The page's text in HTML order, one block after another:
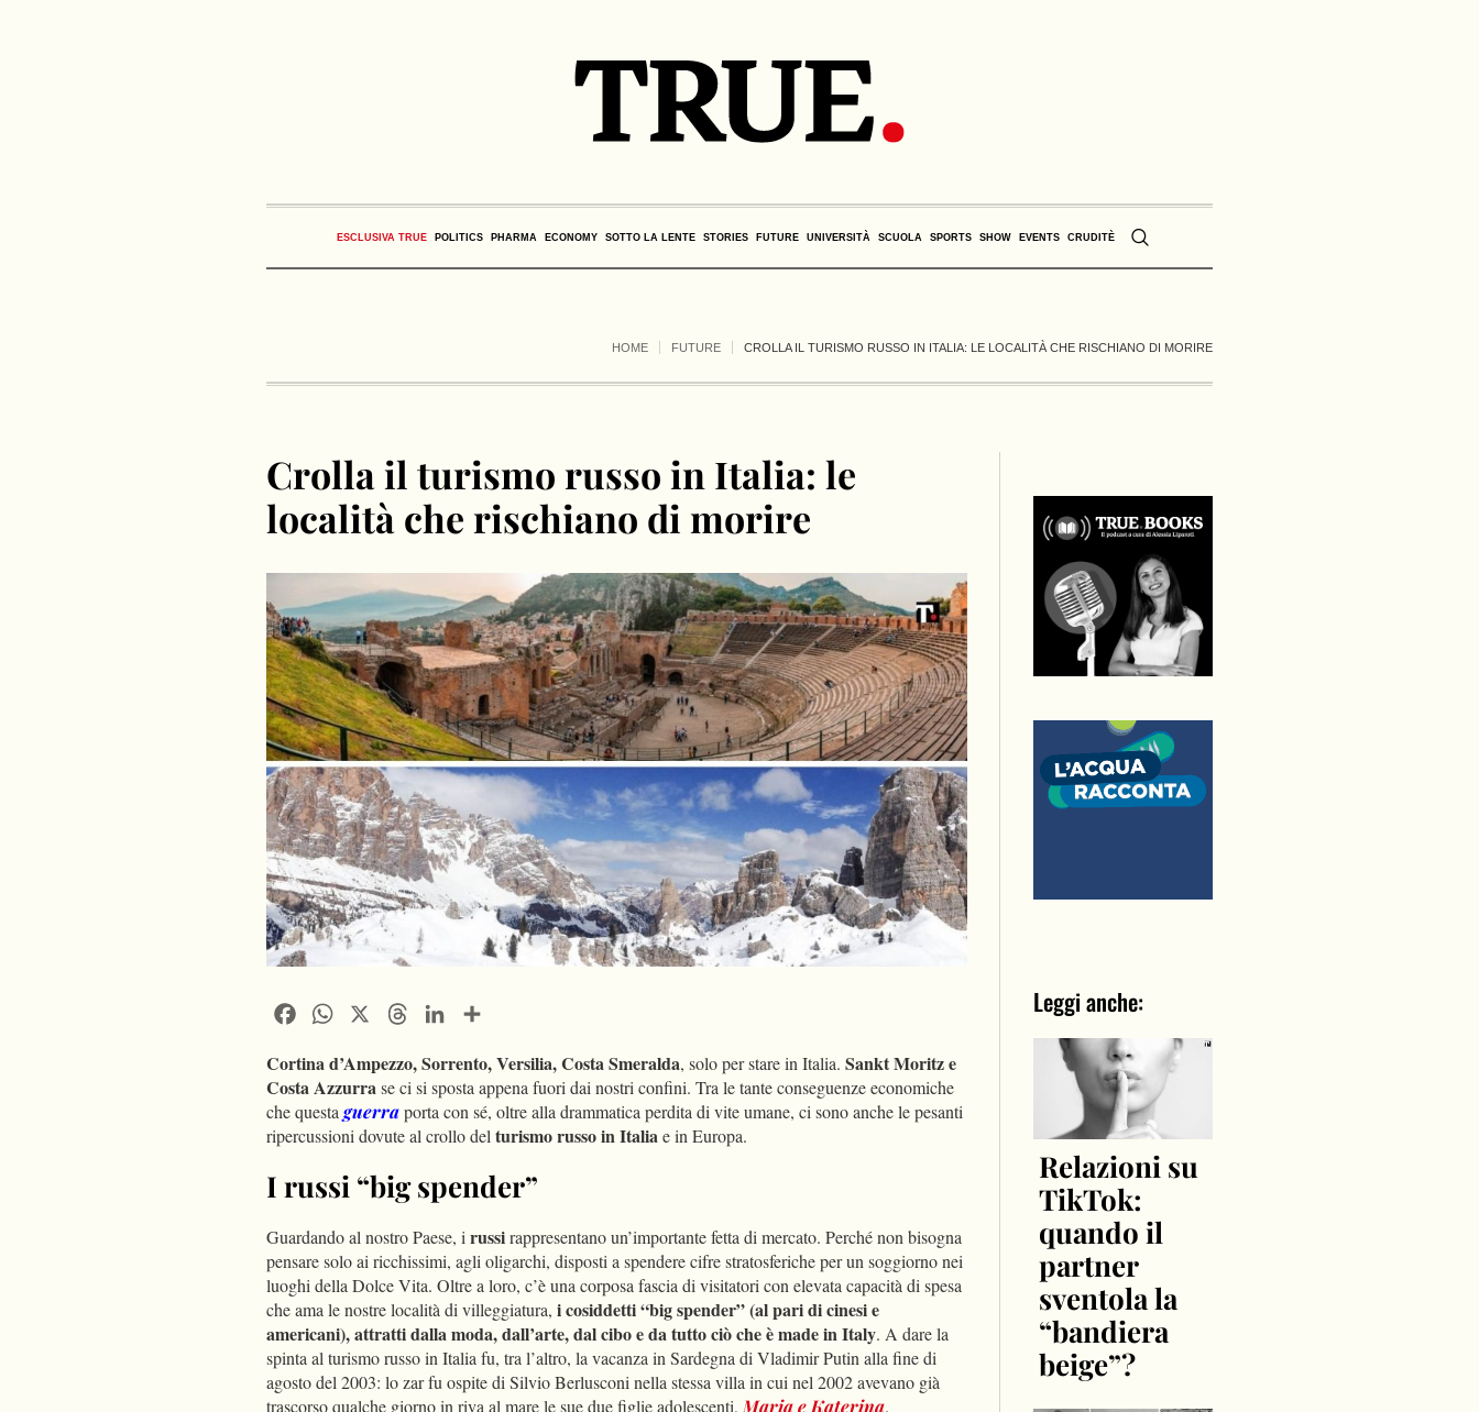
ESCLUSIVA TRUE POLITICS PHARMA ECONOMY SOTTO LA LENTE STORIES FUTURE UNIVERSITÀ SCUOLA SPORTS SHOW EVENTS CRUDITÈ
HOME FUTURE CROLLA IL TURISMO RUSSO IN ITALIA: LE LOCALITÀ CHE RISCHIANO DI MORIRE
Crolla il turismo russo in Italia: le
località che rischiano di morire
FacebookWhatsApp ThreadsLinkedIn
Cortina d’Ampezzo, Sorrento, Versilia, Costa Smeralda, solo per stare in Italia. Sankt Moritz e
Costa Azzurrase ci si sposta appena fuori dai nostri confini. Tra le tante conseguenze economiche
che questaguerraporta con sé, oltre alla drammatica perdita di vite umane, ci sono anche le pesanti
ripercussioni dovute al crollo delturismo russo in Italiae in Europa.
I russi “big spender”
Guardando al nostro Paese, irussirappresentano un’importante fetta di mercato. Perché non bisogna
pensare solo ai ricchissimi, agli oligarchi, disposti a spendere cifre stratosferiche per un soggiorno nei
luoghi della Dolce Vita. Oltre a loro, c’è una corposa fascia di visitatori con elevata capacità di spesa
che ama le nostre località di villeggiatura, i cosiddetti “big spender” (al pari di cinesi e
americani), attratti dalla moda, dall’arte, dal cibo e da tutto ciò che è made in Italy. A dare la
spinta al turismo russo in Italia fu, tra l’altro, la vacanza in Sardegna di Vladimir Putin alla fine di
agosto del 2003: lo zar fu ospite di Silvio Berlusconi nella stessa villa in cui nel 2002 avevano già
trascorso qualche giorno in riva al mare le sue due figlie adolescenti,Maria e Katerina.
Leggi anche:
Relazioni su
TikTok:
quando il
partner
sventola la
“bandiera
beige”?